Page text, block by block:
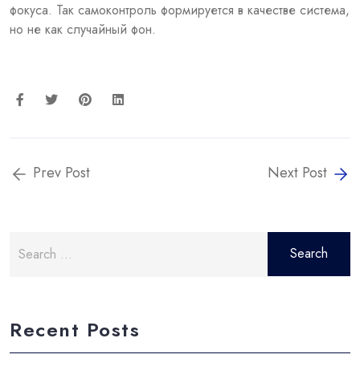
фокуса. Так самоконтроль формируется в качестве система,
но не как случайный фон.
Prev Post Next Post
for:
Recent Posts